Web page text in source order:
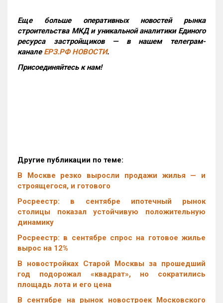
Еще больше оперативных новостей рынка
строительства МКД и уникальной аналитики Единого
ресурса застройщиков — в нашем телеграм-
канале ЕРЗ.РФ НОВОСТИ.
Присоединяйтесь к нам!
Другие публикации по теме:
В Москве резко выросли продажи жилья — и
строящегося, и готового
Росреестр: в сентябре ипотечный рынок
столицы показал устойчивую положительную
динамику
Росреестр: в сентябре спрос на готовое жилье
вырос на 12%
В новостройках Старой Москвы за прошедший
год подорожал «квадрат», но сократились
площадь лота и его цена
В сентябре на рынок новостроек Московского